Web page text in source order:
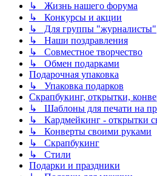
↳ Жизнь нашего форума
↳ Конкурсы и акции
↳ Для группы "журналисты"
↳ Наши поздравления
↳ Совместное творчество
↳ Обмен подарками
Подарочная упаковка
↳ Упаковка подарков
Скрапбукинг, открытки,
↳ Шаблоны для печати на
↳ Кардмейкинг - открытки
↳ Конверты своими руками
↳ Скрапбукинг
↳ Стили
Подарки и праздники